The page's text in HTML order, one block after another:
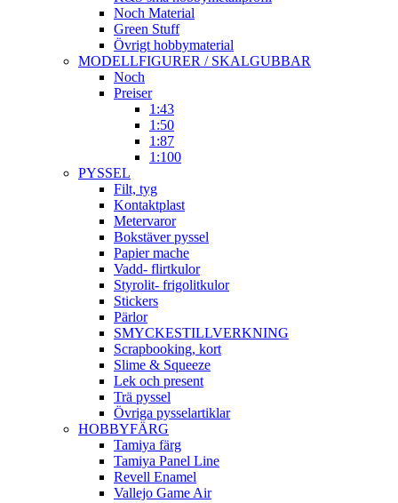
Noch Material
Green Stuff
Övrigt hobbymaterial
MODELLFIGURER / SKALGUBBAR
Noch
Preiser
1:43
1:50
1:87
1:100
PYSSEL
Filt, tyg
Kontaktplast
Metervaror
Bokstäver pyssel
Papier mache
Vadd- flirtkulor
Styrolit- frigolitkulor
Stickers
Pärlor
SMYCKESTILLVERKNING
Scrapbooking, kort
Slime & Squeeze
Lek och present
Trä pyssel
Övriga pysselartiklar
HOBBYFÄRG
Tamiya färg
Tamiya Panel Line
Revell Enamel
Vallejo Game Air